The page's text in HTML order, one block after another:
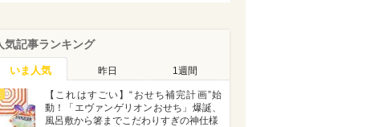
気記事ランキング
いま人気 昨日 1週間
【これはすごい】“おせち補完計画”始
動！「エヴァンゲリオンおせち」爆誕、
風呂敷から箸までこだわりすぎの神仕様